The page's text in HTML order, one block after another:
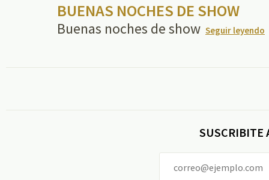
BUENAS NOCHES DE SHOW
Buenas noches de show Seguir leyendo
SUSCRIBITE